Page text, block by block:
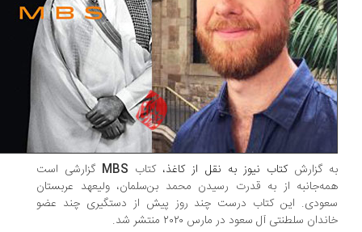
گزارشکتاب نیوزبه نقل از کاغذ، کتاب MBS گزارشی است
از به قدرت رسیدن محمد بن‌سلمان، ولیعهد عربستان
این کتاب درست چند روز پیش از دستگیری چند عضو
سلطنتی آل سعود در مارس ۲۰۲۰ منتشر شد.